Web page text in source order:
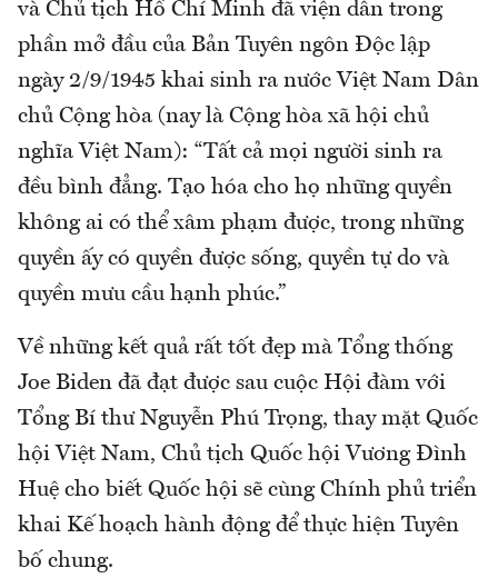
và Chủ tịch Hồ Chí Minh đã viện dẫn trong
phần mở đầu của Bản Tuyên ngôn Độc lập
ngày 2/9/1945 khai sinh ra nước Việt Nam Dân
chủ Cộng hòa (nay là Cộng hòa xã hội chủ
nghĩa Việt Nam): “Tất cả mọi người sinh ra
đều bình đẳng. Tạo hóa cho họ những quyền
không ai có thể xâm phạm được, trong những
quyền ấy có quyền được sống, quyền tự do và
quyền mưu cầu hạnh phúc.”
Về những kết quả rất tốt đẹp mà Tổng thống
Joe Biden đã đạt được sau cuộc Hội đàm với
Tổng Bí thư Nguyễn Phú Trọng, thay mặt Quốc
hội Việt Nam, Chủ tịch Quốc hội Vương Đình
Huệ cho biết Quốc hội sẽ cùng Chính phủ triển
khai Kế hoạch hành động để thực hiện Tuyên
bố chung.